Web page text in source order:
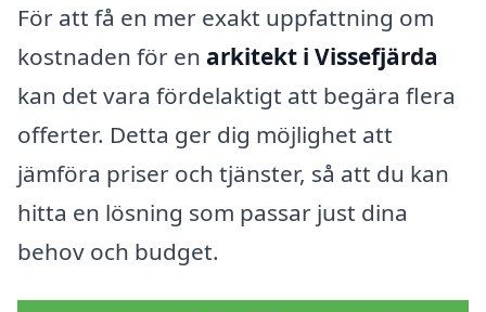
För att få en mer exakt uppfattning om
kostnaden för en arkitekt i Vissefjärda
kan det vara fördelaktigt att begära flera
offerter. Detta ger dig möjlighet att
jämföra priser och tjänster, så att du kan
hitta en lösning som passar just dina
behov och budget.